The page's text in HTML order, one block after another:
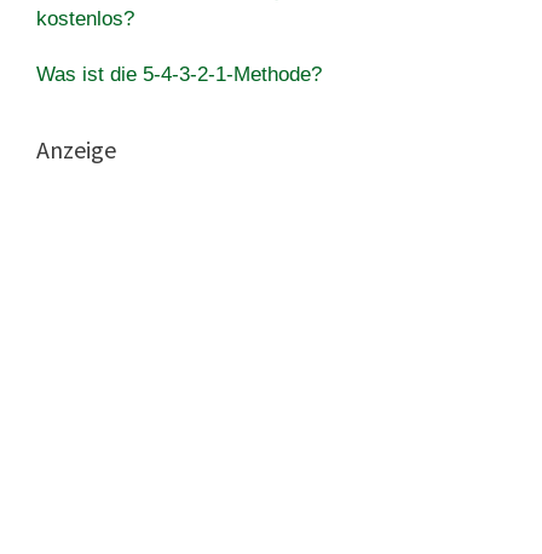
kostenlos?
Was ist die 5-4-3-2-1-Methode?
Anzeige